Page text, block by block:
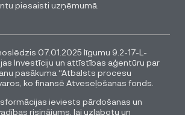
piesaisti uzņēmumā.
noslēdzis 07.01.2025 līgumu 9.2-17-L-
Investīciju un attīstības aģentūru par
pasākuma “Atbalsts procesu
ko finansē Atveseļošanas fonds.
ieviests pārdošanas un
risinājums, lai uzlabotu un